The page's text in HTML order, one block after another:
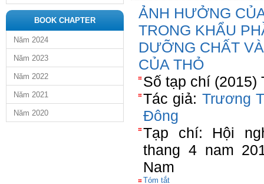
BOOK CHAPTER
Năm 2024
Năm 2023
Năm 2022
Năm 2021
Năm 2020
ẢNH HƯỞNG
TRONG KHẨU
DƯỠNG CHẤT
CỦA THỎ
Số tạp chí (2015)
Tác giả: Trương
Đông
Tạp chí: Hội
thang 4 nam
Nam
Tóm tắt